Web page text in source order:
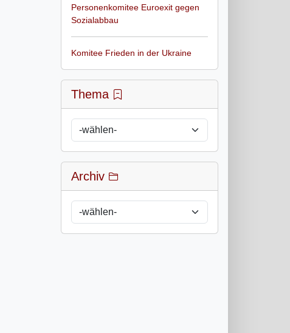
Personenkomitee Euroexit gegen
Sozialabbau
Komitee Frieden in der Ukraine
Thema
Archiv